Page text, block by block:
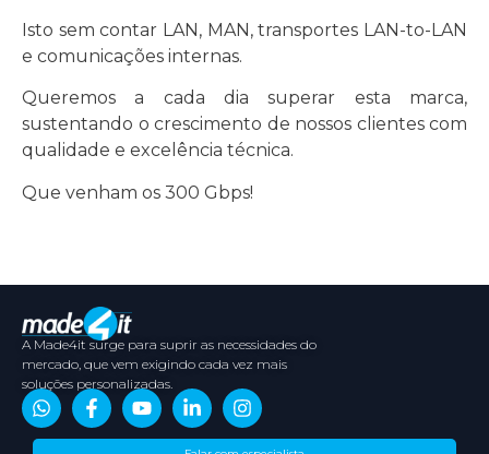
Isto sem contar LAN, MAN, transportes LAN-to-LAN
e comunicações internas.
Queremos a cada dia superar esta marca,
sustentando o crescimento de nossos clientes com
qualidade e excelência técnica.
Que venham os 300 Gbps!
A Made4it surge para suprir as necessidades do
mercado, que vem exigindo cada vez mais
soluções personalizadas.
Sobre
Conteúdos
Parceiros
Media